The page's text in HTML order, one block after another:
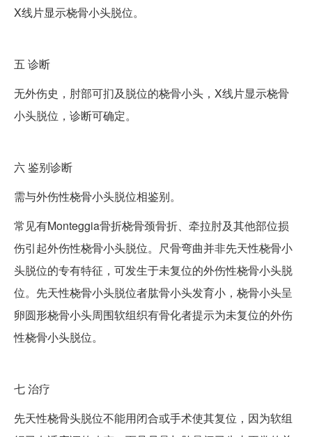
X线片显示桡骨小头脱位。
五 诊断
无外伤史，肘部可扪及脱位的桡骨小头，X线片显示桡骨
小头脱位，诊断可确定。
六鉴别诊断
需与外伤性桡骨小头脱位相鉴别。
常见有Monteggia骨折桡骨颈骨折、牵拉肘及其他部位损
伤引起外伤性桡骨小头脱位。尺骨弯曲并非先天性桡骨小
头脱位的专有特征，可发生于未复位的外伤性桡骨小头脱
位。先天性桡骨小头脱位者肱骨小头发育小，桡骨小头呈
卵圆形桡骨小头周围软组织有骨化者提示为未复位的外伤
性桡骨小头脱位。
七治疗
先天性桡骨头脱位不能用闭合或手术使其复位，因为软组